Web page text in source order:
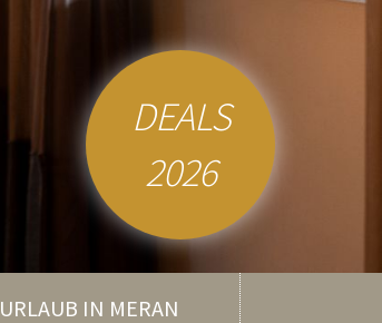
DEALS
2026
URLAUB IN MERAN